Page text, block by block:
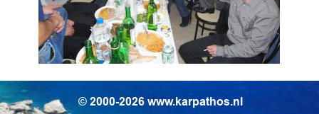
© 2000-2026 www.karpathos.nl